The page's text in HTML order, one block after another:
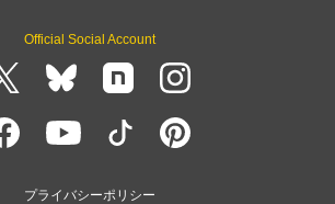
Official Social Account
プライバシーポリシー